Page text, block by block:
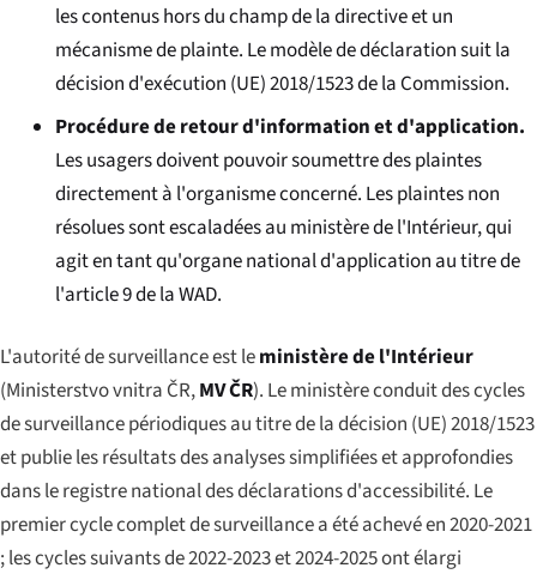
les contenus hors du champ de la directive et un
mécanisme de plainte. Le modèle de déclaration suit la
décision d'exécution (UE) 2018/1523 de la Commission.
Procédure de retour d'information et d'application.
Les usagers doivent pouvoir soumettre des plaintes
directement à l'organisme concerné. Les plaintes non
résolues sont escaladées au ministère de l'Intérieur, qui
agit en tant qu'organe national d'application au titre de
l'article 9 de la WAD.
L'autorité de surveillance est leministère de l'Intérieur
(Ministerstvo vnitra ČR,MV ČR). Le ministère conduit des cycles
de surveillance périodiques au titre de la décision (UE) 2018/1523
et publie les résultats des analyses simplifiées et approfondies
dans le registre national des déclarations d'accessibilité. Le
premier cycle complet de surveillance a été achevé en 2020-2021
; les cycles suivants de 2022-2023 et 2024-2025 ont élargi